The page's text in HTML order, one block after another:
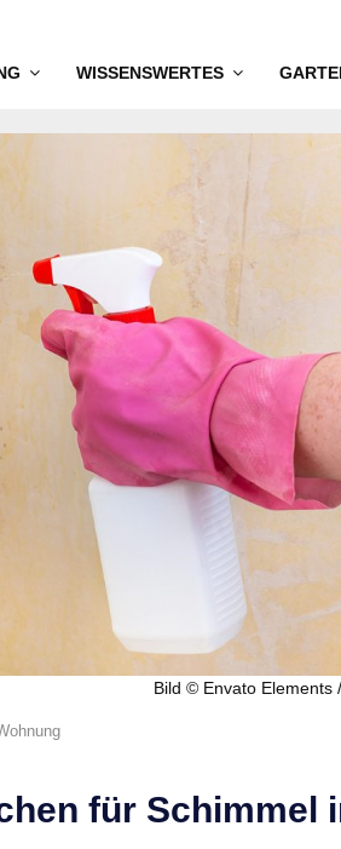
WISSENSWERTES
Bild © Envato Elements
für Schimmel